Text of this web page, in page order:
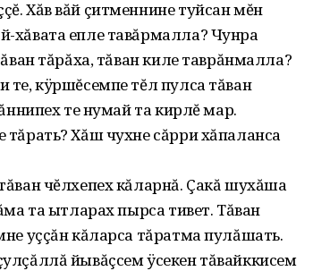
Хăв вăй çитменнине туйсан мĕн
хăвата епле тавăрмалла? Чунра
тăрăха, тăван киле таврăнмалла?
кÿршĕсемпе тĕл пулса тăван
те нумай та кирлĕ мар.
Хăш чухне сăрри хăпаланса
чĕлхепех кăларнă. Çакă шухăша
та ытларах пырса тивет. Тăван
уççăн кăларса тăратма пулăшать.
йывăçсем ÿсекен тăвайккисем